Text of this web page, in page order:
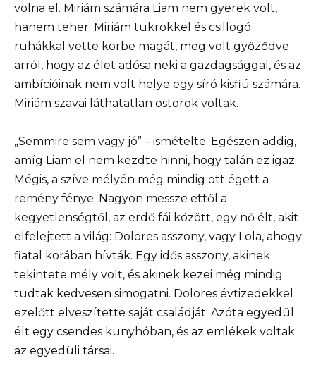
volna el. Miriám számára Liam nem gyerek volt,
hanem teher. Miriám tükrökkel és csillogó
ruhákkal vette körbe magát, meg volt győződve
arról, hogy az élet adósa neki a gazdagsággal, és az
ambícióinak nem volt helye egy síró kisfiú számára.
Miriám szavai láthatatlan ostorok voltak.
„Semmire sem vagy jó” – ismételte. Egészen addig,
amíg Liam el nem kezdte hinni, hogy talán ez igaz.
Mégis, a szíve mélyén még mindig ott égett a
remény fénye. Nagyon messze ettől a
kegyetlenségtől, az erdő fái között, egy nő élt, akit
elfelejtett a világ: Dolores asszony, vagy Lola, ahogy
fiatal korában hívták. Egy idős asszony, akinek
tekintete mély volt, és akinek kezei még mindig
tudtak kedvesen simogatni. Dolores évtizedekkel
ezelőtt elveszítette saját családját. Azóta egyedül
élt egy csendes kunyhóban, és az emlékek voltak
az egyedüli társai.